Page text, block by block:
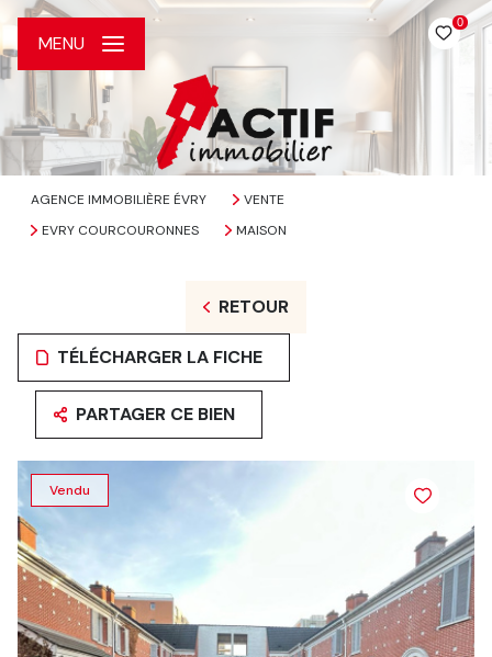
0
MENU
AGENCE IMMOBILIÈRE ÉVRY
VENTE
EVRY COURCOURONNES
MAISON
RETOUR
TÉLÉCHARGER LA FICHE
PARTAGER CE BIEN
Vendu